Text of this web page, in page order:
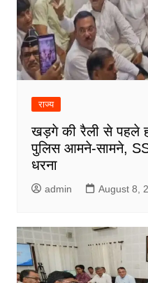
राज्य
खड़गे की रैली से पहले
पुलिस आमने-सामने,
धरना
admin August 8,